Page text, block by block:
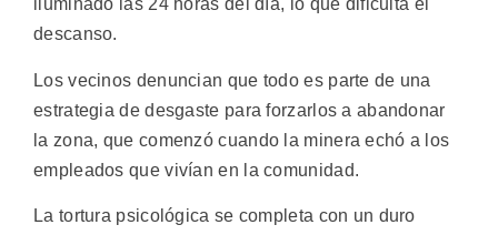
iluminado las 24 horas del día, lo que dificulta el
descanso.
Los vecinos denuncian que todo es parte de una
estrategia de desgaste para forzarlos a abandonar
la zona, que comenzó cuando la minera echó a los
empleados que vivían en la comunidad.
La tortura psicológica se completa con un duro